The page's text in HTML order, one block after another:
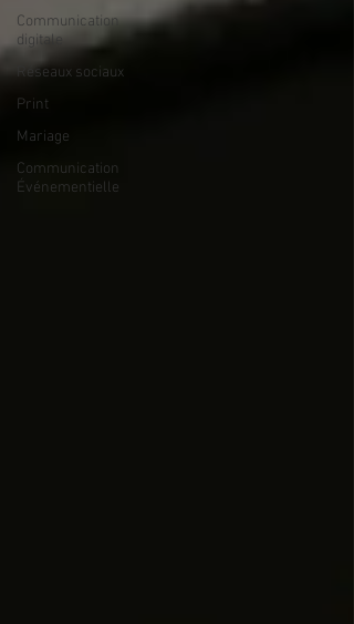
Communication
digitale
Réseaux sociaux
Print
Mariage
Communication
Événementielle